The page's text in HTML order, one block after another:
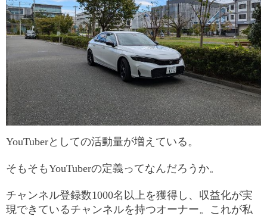
YouTuberとしての活動量が増えている。
そもそもYouTuberの定義ってなんだろうか。
チャンネル登録数1000名以上を獲得し、収益化が実
現できているチャンネルを持つオーナー。これが私